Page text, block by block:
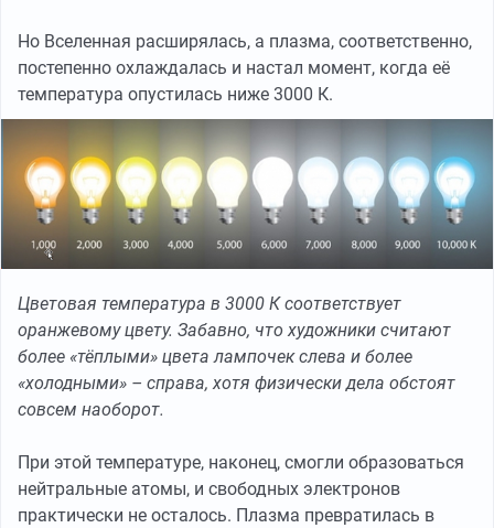
Но Вселенная расширялась, а плазма, соответственно,
постепенно охлаждалась и настал момент, когда её
температура опустилась ниже 3000 К.
Цветовая температура в 3000 К соответствует
оранжевому цвету. Забавно, что художники считают
более «тёплыми» цвета лампочек слева и более
«холодными» – справа, хотя физически дела обстоят
совсем наоборот.
При этой температуре, наконец, смогли образоваться
нейтральные атомы, и свободных электронов
практически не осталось. Плазма превратилась в